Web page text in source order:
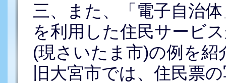
三、また、「電子自治
を利用した住民サービ
(現さいたま市)の例を紹
旧大宮市では、住民票